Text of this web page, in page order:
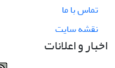
تماس با ما
نقشه سایت
اخبار و اعلانات